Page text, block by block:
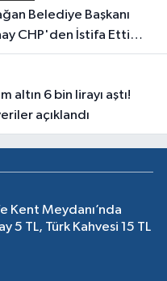
CHP'den İstifa Etti
Katıldı
açıklandı
Kent Meydanı’nda
5 TL, Türk Kahvesi 15 TL